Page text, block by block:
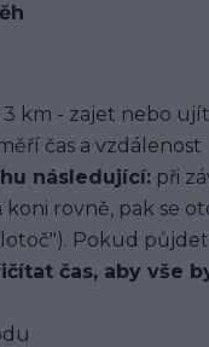
km - zajet nebo
čas a vzdálenost
následující: při
rovně, pak se
Pokud
čas, aby vše